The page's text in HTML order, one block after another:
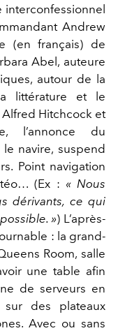
interconfessionnel
Andrew
(en français) de
Abel, auteure
autour de la
littérature et le
Hitchcock et
l’annonce du
navire, suspend
Point navigation
(Ex : « Nous
dérivants, ce qui
») L’après-
: la grand-
Room, salle
une table afin
de serveurs en
des plateaux
Avec ou sans